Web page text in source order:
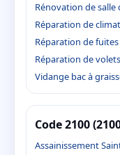
Rénovation de salle
Réparation de
Réparation de fuites
Réparation de
Vidange bac à
Code 2100
Assainissement